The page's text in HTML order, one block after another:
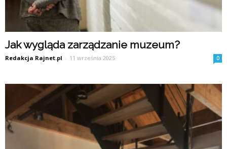
Jak wygląda zarządzanie muzeum?
Redakcja Rajnet.pl - 11 września 2025 0